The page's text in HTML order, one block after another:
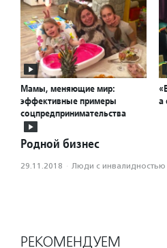
Мамы, меняющие мир:
эффективные примеры
соцпредпринимательства
а
Родной бизнес
29.11.2018 · Люди с инвалидностью
РЕКОМЕНДУЕМ